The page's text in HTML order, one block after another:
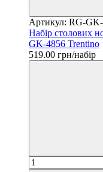
Артикул: RG-
Набір столових
GK-4856 Trentino
519.00 грн/набір